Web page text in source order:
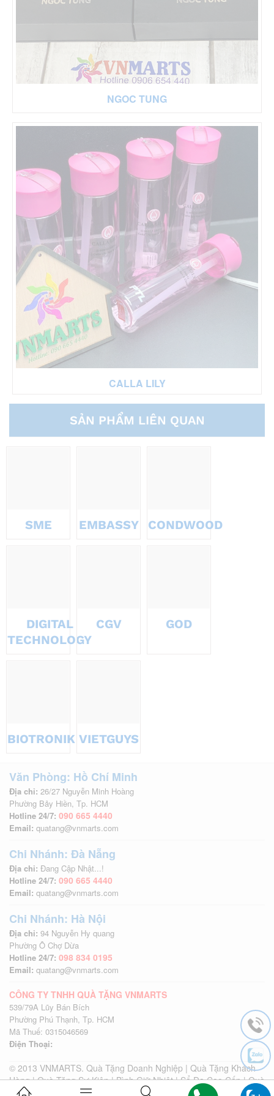
NGOC TUNG
CALLA LILY
SẢN PHẨM LIÊN QUAN
SME EMBASSY CONDWOOD
DIGITAL
TECHNOLOGY
CGV GOD
BIOTRONIK VIETGUYS
Văn Phòng: Hồ Chí Minh
Địa chỉ: 26/27 Nguyễn Minh Hoàng
Phường Bảy Hiền, Tp. HCM
Hotline 24/7: 090 665 4440
Email: quatang@vnmarts.com
Chi Nhánh: Đà Nẵng
Địa chỉ: Đang Cập Nhật...!
Hotline 24/7: 090 665 4440
Email: quatang@vnmarts.com
Chi Nhánh: Hà Nội
Địa chỉ: 94 Nguyễn Hy quang
Phường Ô Chợ Dừa
Hotline 24/7: 098 834 0195
Email: quatang@vnmarts.com
CÔNG TY TNHH QUÀ TẶNG VNMARTS
539/79A Lũy Bán Bích
Phường Phú Thạnh, Tp. HCM
Mã Thuế: 0315046569
Điện Thoại:
© 2013 VNMARTS. Quà Tặng Doanh Nghiệp | Quà Tặng Khách
Hàng | Quà Tặng Sự Kiện | Bình Giữ Nhiệt | Sổ Da Cao Cấp | Quà
Tặng Khách Hàng | Quà Tặng Sự Kiện | Quà Tặng Quảng Cáo |